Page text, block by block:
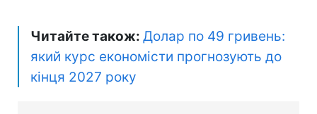
Читайте також: Долар по 49 гривень:
який курс економісти прогнозують до
кінця 2027 року